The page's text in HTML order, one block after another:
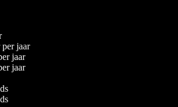
jaar
jaar
jaar